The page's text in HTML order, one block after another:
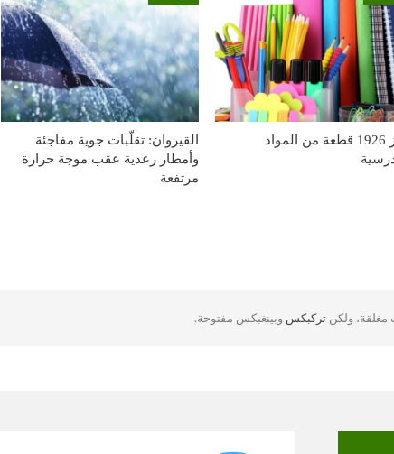
حجز 1926 قطعة من المواد
القيروان: تقلّبات جوية مفاجئة
وأمطار رعدية عقب موجة حرارة
مرتفعة
مغلقة، ولكن تركبكس وبينغبكس مفتوحة.